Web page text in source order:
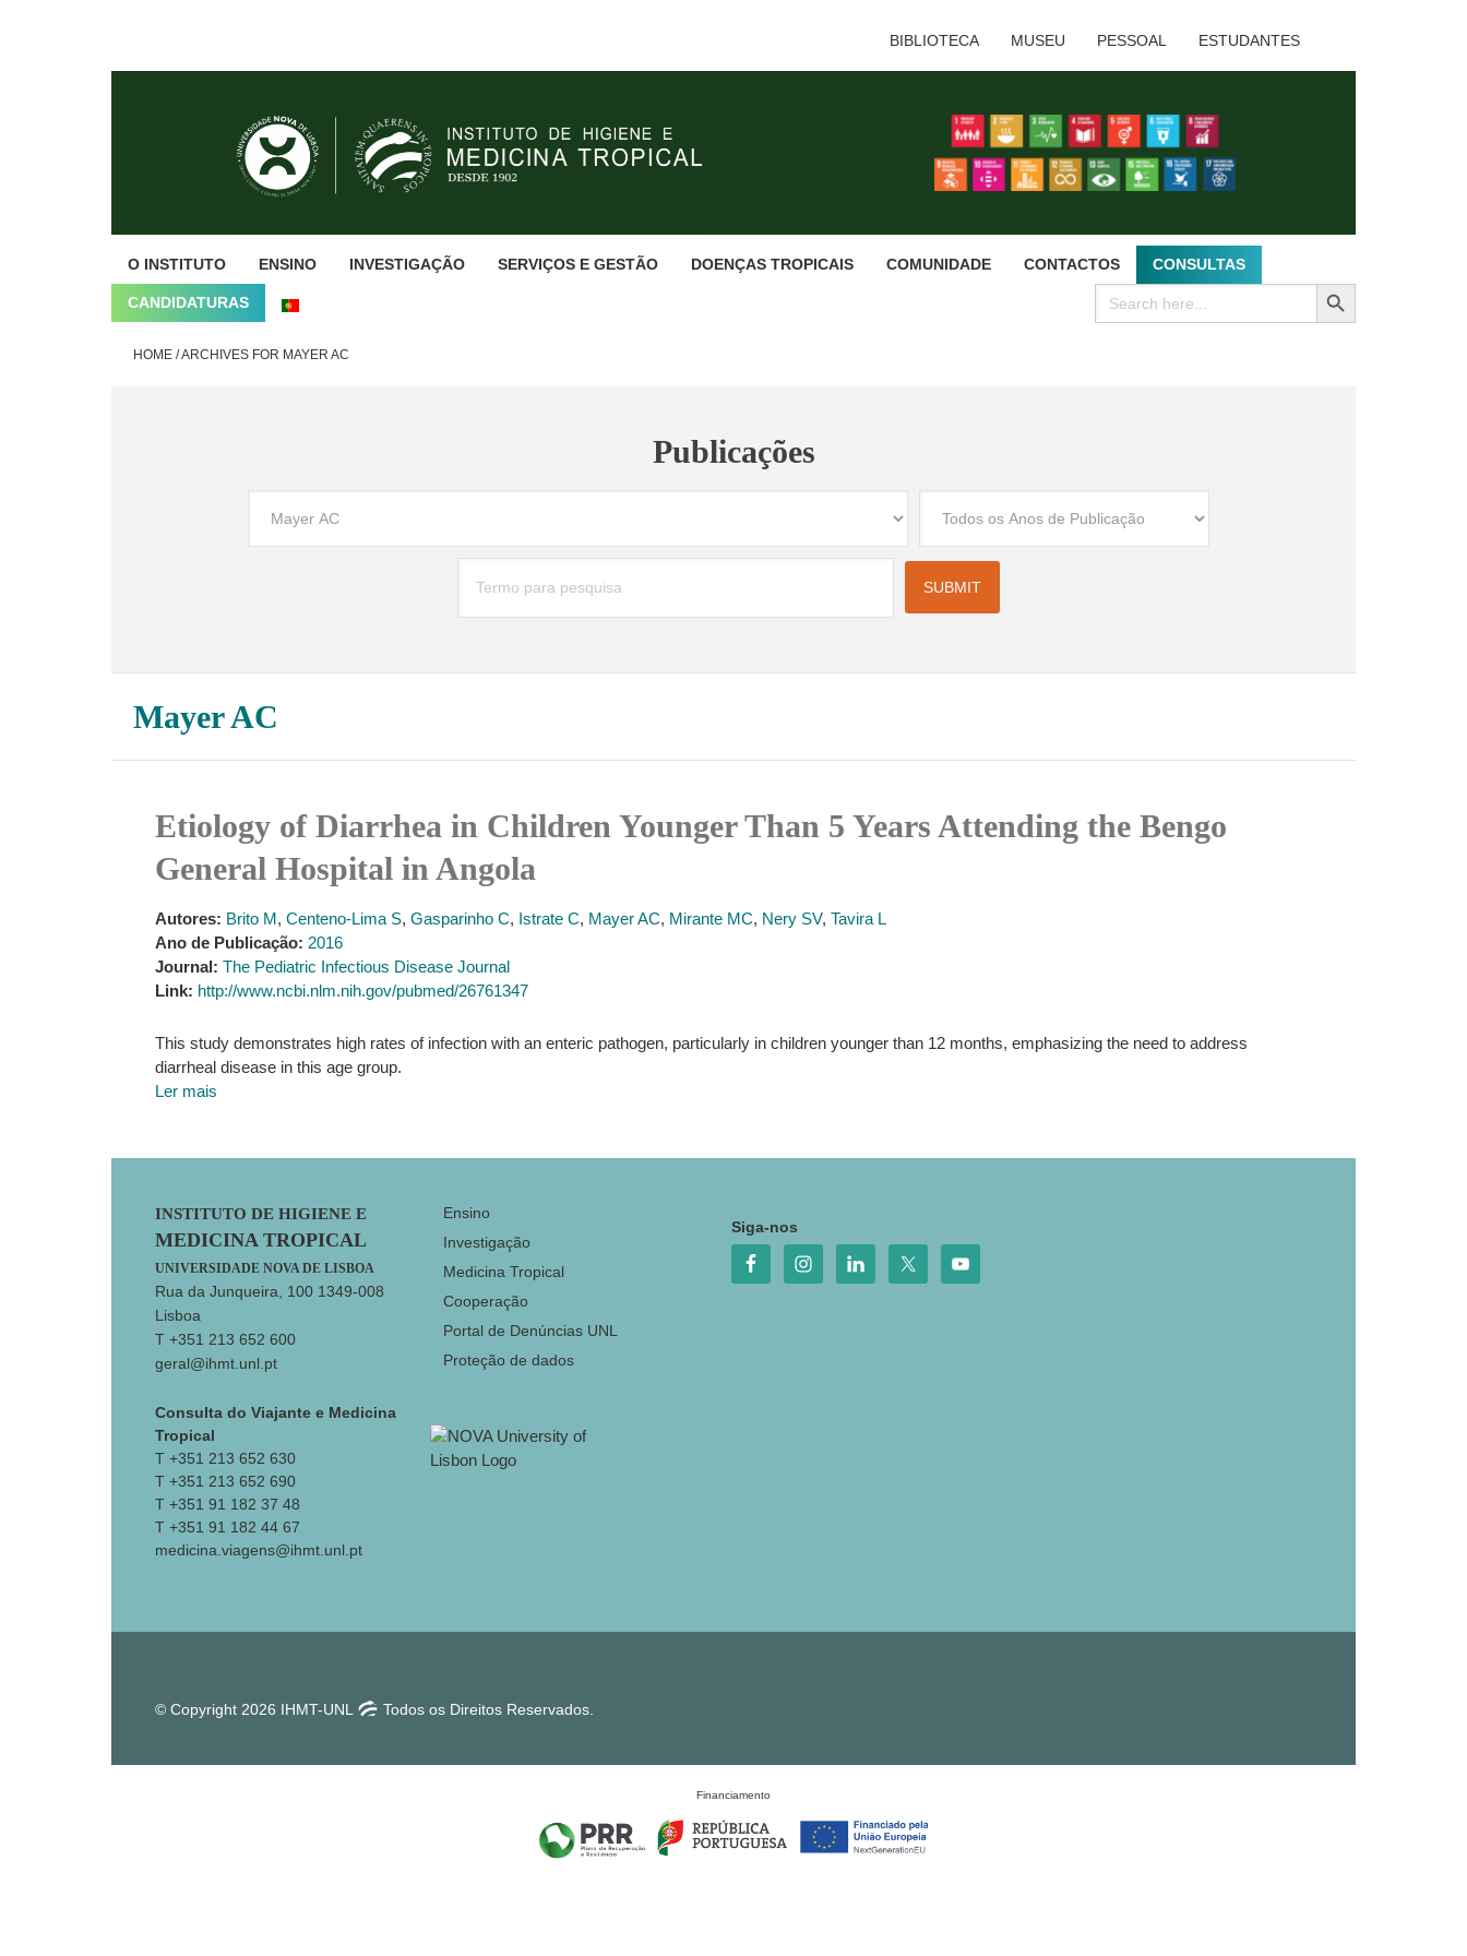
BIBLIOTECA MUSEU PESSOAL ESTUDANTES
O INSTITUTO ENSINO INVESTIGAÇÃO SERVIÇOS E GESTÃO DOENÇAS TROPICAIS COMUNIDADE CONTACTOS CONSULTAS
CANDIDATURAS
Search
for:
SEARCH BUTTON
HOME /ARCHIVES FOR MAYER AC
Publicações
Mayer AC
Etiology of Diarrhea in Children Younger Than 5 Years Attending the Bengo
General Hospital in Angola
Autores: Brito M, Centeno-Lima S, Gasparinho C, Istrate C, Mayer AC, Mirante MC, Nery SV, Tavira L
Ano de Publicação: 2016
Journal: The Pediatric Infectious Disease Journal
Link: http://www.ncbi.nlm.nih.gov/pubmed/26761347
This study demonstrates high rates of infection with an enteric pathogen, particularly in children younger than 12 months, emphasizing the need to address
diarrheal disease in this age group.
Ler mais
Footer
INSTITUTO DE HIGIENE E
MEDICINA TROPICAL
UNIVERSIDADE NOVA DE LISBOA
Rua da Junqueira, 100 1349-008
Lisboa
T +351 213 652 600
geral@ihmt.unl.pt
Consulta do Viajante e Medicina
Tropical
T +351 213 652 630
T +351 213 652 690
T +351 91 182 37 48
T +351 91 182 44 67
medicina.viagens@ihmt.unl.pt
Ensino
Investigação
Medicina Tropical
Cooperação
Portal de Denúncias UNL
Proteção de dados
Siga-nos
© Copyright 2026 IHMT-UNL Todos os Direitos Reservados.
Financiamento